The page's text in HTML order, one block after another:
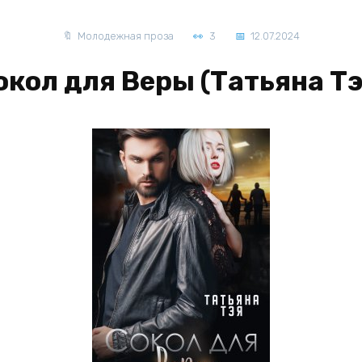
Молодежная проза 3 12.07.2024
для Веры (Татьяна